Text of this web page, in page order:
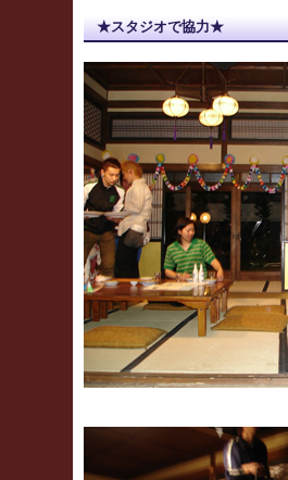
★スタジオで協力★